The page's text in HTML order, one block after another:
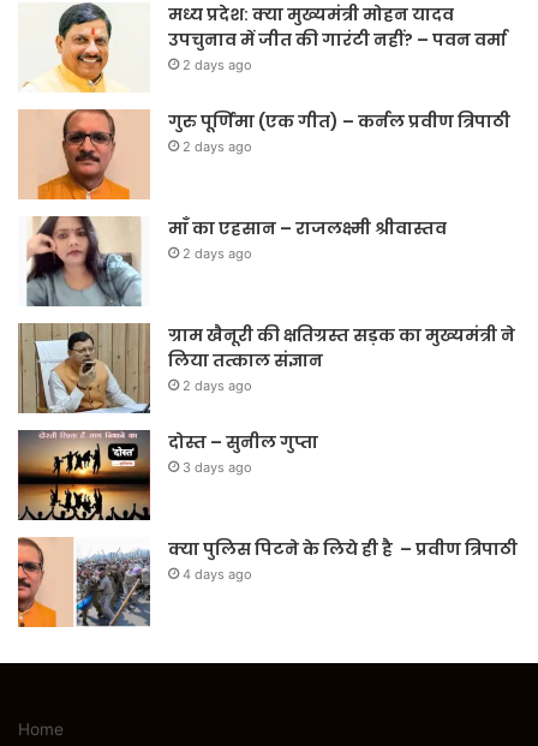
मध्य प्रदेश: क्या मुख्यमंत्री मोहन यादव
उपचुनाव में जीत की गारंटी नहीं? – पवन वर्मा
2 days ago
गुरु पूर्णिमा (एक गीत) – कर्नल प्रवीण त्रिपाठी
2 days ago
माँ का एहसान – राजलक्ष्मी श्रीवास्तव
2 days ago
ग्राम खैनूरी की क्षतिग्रस्त सड़क का मुख्यमंत्री ने
लिया तत्काल संज्ञान
2 days ago
दोस्त – सुनील गुप्ता
3 days ago
क्या पुलिस पिटने के लिये ही है – प्रवीण त्रिपाठी
4 days ago
Home